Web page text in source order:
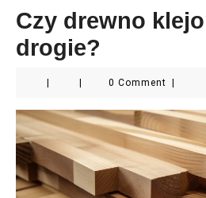
Czy drewno
drogie?
0 Comment